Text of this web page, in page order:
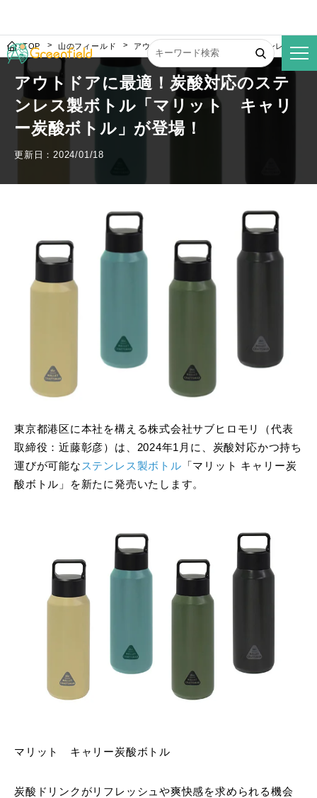
TOP 山のフィールド アウトドアに最適！炭酸対応のステンレス製
アウトドアに最適！炭酸対応のステ
ンレス製ボトル「マリット キャリ
ー炭酸ボトル」が登場！
更新日：2024/01/18
東京都港区に本社を構える株式会社サブヒロモリ（代表
取締役：近藤彰彦）は、2024年1月に、炭酸対応かつ持ち
運びが可能な ステンレス製ボトル 「マリット キャリー炭
酸ボトル」を新たに発売いたします。
マリット キャリー炭酸ボトル
炭酸ドリンクがリフレッシュや爽快感を求められる機会